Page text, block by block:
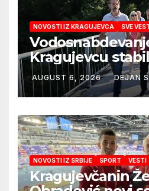
NOVOSTI IZ KRAGUJEVCA SVE
Kragujevcu
obezbedila
snabdevanje
AUGUST 6, 2026 DEJAN
NOVOSTI IZ SRBIJE SPORT VESTI
Kragujevčanin